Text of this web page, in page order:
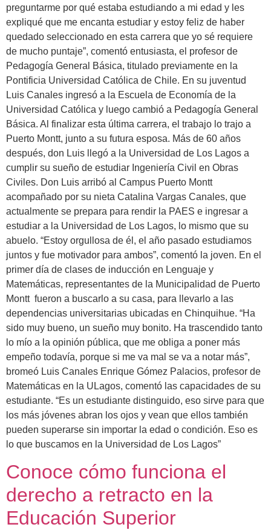
preguntarme por qué estaba estudiando a mi edad y les
expliqué que me encanta estudiar y estoy feliz de haber
quedado seleccionado en esta carrera que yo sé requiere
de mucho puntaje”, comentó entusiasta, el profesor de
Pedagogía General Básica, titulado previamente en la
Pontificia Universidad Católica de Chile. En su juventud
Luis Canales ingresó a la Escuela de Economía de la
Universidad Católica y luego cambió a Pedagogía General
Básica. Al finalizar esta última carrera, el trabajo lo trajo a
Puerto Montt, junto a su futura esposa. Más de 60 años
después, don Luis llegó a la Universidad de Los Lagos a
cumplir su sueño de estudiar Ingeniería Civil en Obras
Civiles. Don Luis arribó al Campus Puerto Montt
acompañado por su nieta Catalina Vargas Canales, que
actualmente se prepara para rendir la PAES e ingresar a
estudiar a la Universidad de Los Lagos, lo mismo que su
abuelo. “Estoy orgullosa de él, el año pasado estudiamos
juntos y fue motivador para ambos”, comentó la joven. En el
primer día de clases de inducción en Lenguaje y
Matemáticas, representantes de la Municipalidad de Puerto
Montt fueron a buscarlo a su casa, para llevarlo a las
dependencias universitarias ubicadas en Chinquihue. “Ha
sido muy bueno, un sueño muy bonito. Ha trascendido tanto
lo mío a la opinión pública, que me obliga a poner más
empeño todavía, porque si me va mal se va a notar más”,
bromeó Luis Canales Enrique Gómez Palacios, profesor de
Matemáticas en la ULagos, comentó las capacidades de su
estudiante. “Es un estudiante distinguido, eso sirve para que
los más jóvenes abran los ojos y vean que ellos también
pueden superarse sin importar la edad o condición. Eso es
lo que buscamos en la Universidad de Los Lagos”
Conoce cómo funciona el
derecho a retracto en la
Educación Superior